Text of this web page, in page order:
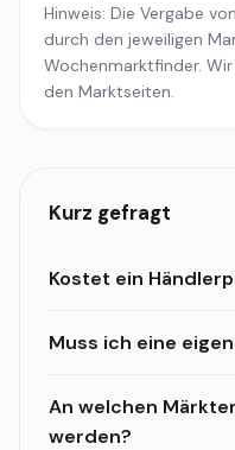
Hinweis: Die Vergabe
durch den jeweiligen
Wochenmarktfinder.
den Marktseiten.
Kurz gefragt
Kostet ein
Muss ich eine
An welchen
werden?